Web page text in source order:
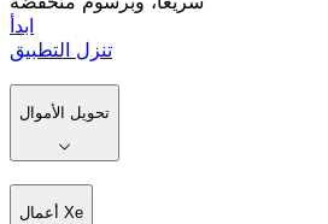
ابدأ
تنزل التطبيق
تحويل الأموال
أعمال Xe